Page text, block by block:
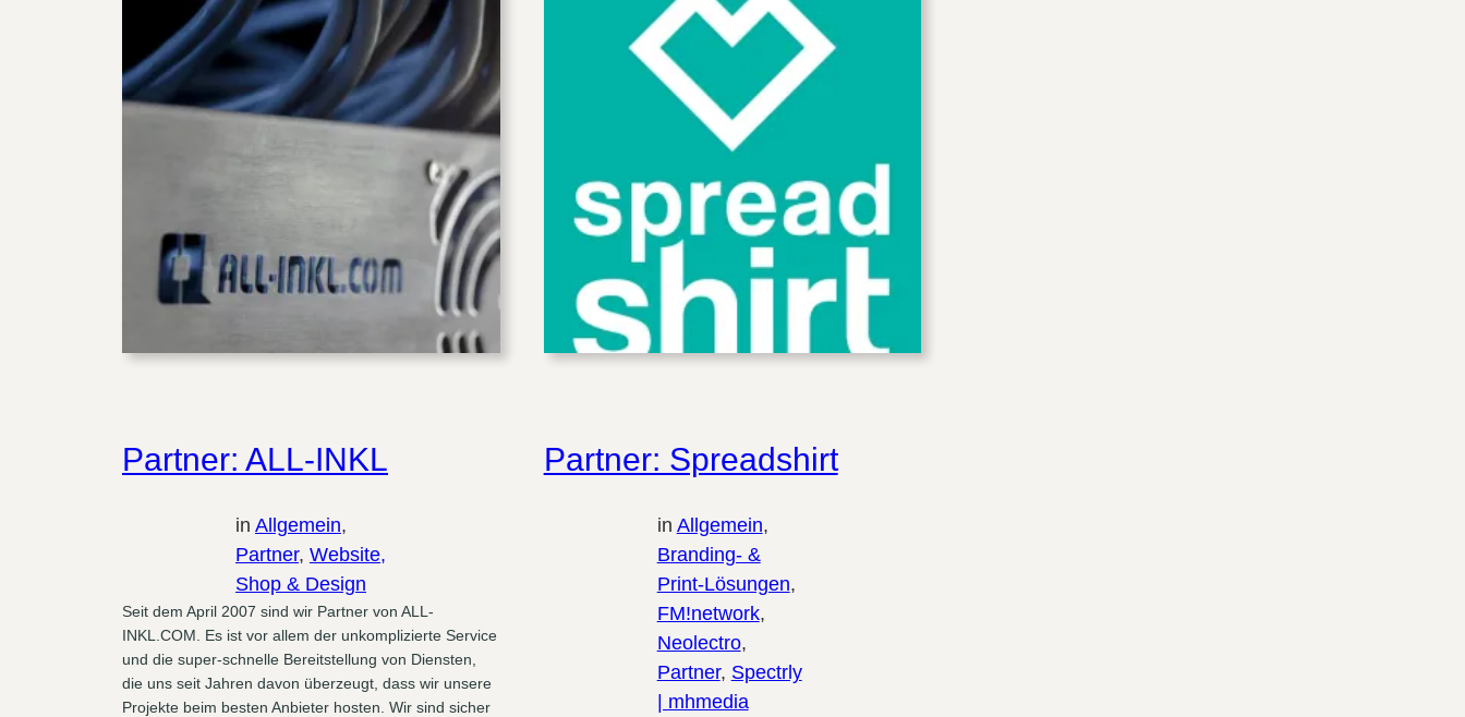
Partner: ALL-INKL
in Allgemein
Partner, Website,
Shop & Design
Seit dem April 2007 sind wir Partner von ALL-
INKL.COM. Es ist vor allem der unkomplizierte Service
und die super-schnelle Bereitstellung von Diensten,
die uns seit Jahren davon überzeugt, dass wir unsere
Projekte beim besten Anbieter hosten. Wir sind sicher
Partner: Spreadshirt
in Allgemein
Branding- &
Print-Lösungen
FM!network
Neolectro
Partner, Spectrly
| mhmedia